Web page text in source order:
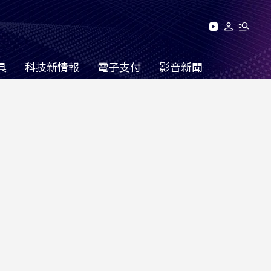
科技新情報 電子支付 影音新聞